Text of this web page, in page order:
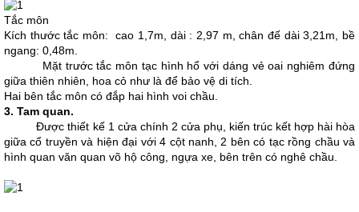
Tắc môn
Kích thước tắc môn: cao 1,7m, dài : 2,97 m, chân đế dài 3,21m, bề
ngang: 0,48m.
Mặt trước tắc môn tạc hình hổ với dáng vẻ oai nghiêm đứng
giữa thiên nhiên, hoa cỏ như là để bảo vệ di tích.
Hai bên tắc môn có đắp hai hình voi chầu.
3. Tam quan.
Được thiết kế 1 cửa chính 2 cửa phụ, kiến trúc kết hợp hài hòa
giữa cổ truyền và hiện đại với 4 cột nanh, 2 bên có tạc rồng chầu và
hình quan văn quan võ hộ công, ngựa xe, bên trên có nghê chầu.